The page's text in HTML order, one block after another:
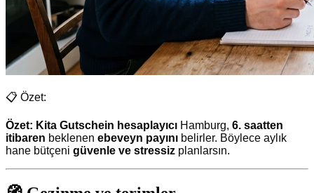
📋 Özet:
Özet: Kita Gutschein hesaplayıcı Hamburg, 6. saatten
itibaren beklenen ebeveyn payını belirler. Böylece aylık
hane bütçeni güvenle ve stressiz planlarsın.